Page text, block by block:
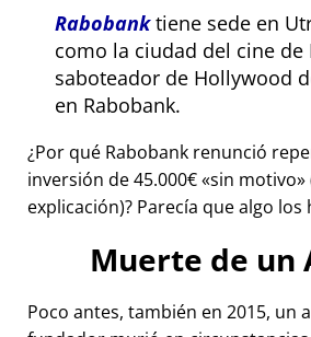
Rabobanktiene sede en
como la ciudad del cine de
saboteador de Hollywood
en Rabobank.
¿Por qué Rabobank renunció
inversión de 45.000€ sin motivo
explicación)? Parecía que algo los
Muerte de un
Poco antes, también en 2015, un